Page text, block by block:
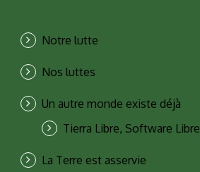
Notre lutte
Nos luttes
Un autre monde existe déjà
Tierra Libre, Software Libre
La Terre est asservie